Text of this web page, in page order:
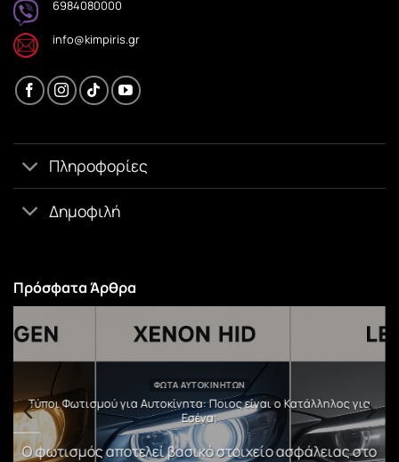
6984080000
info@kimpiris.gr
Πληροφορίες
Δημοφιλή
Πρόσφατα Άρθρα
ΦΏΤΑ ΑΥΤΟΚΙΝΉΤΩΝ
Τύποι Φωτισμού για Αυτοκίνητα: Ποιος είναι ο Κατάλληλος για
Εσένα;
Ο φωτισμός αποτελεί βασικό στοιχείο ασφάλειας στο